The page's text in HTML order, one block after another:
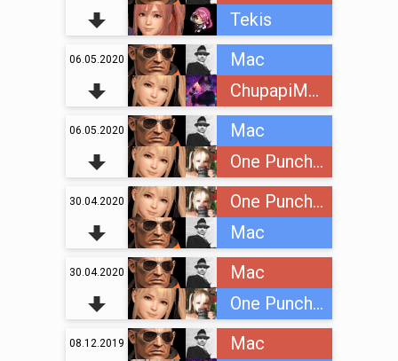
Tekis
06.05.2020
Mac
ChupapiMuñaño
06.05.2020
Mac
One Punch Loli
30.04.2020
One Punch Loli
Mac
30.04.2020
Mac
One Punch Loli
08.12.2019
Mac